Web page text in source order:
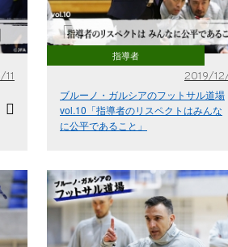
指導者
2019/
ブルーノ・ガルシアのフットサル道場
vol.10「指導者のリスペクトはみんな
に公平であること」